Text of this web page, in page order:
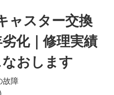
ャスター交換
劣化｜修理実績
なおします
故障